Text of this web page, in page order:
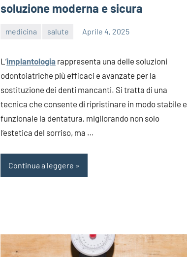
soluzione moderna e sicura
medicina salute Aprile 4, 2025
L’implantologia rappresenta una delle soluzioni
odontoiatriche più efficaci e avanzate per la
sostituzione dei denti mancanti. Si tratta di una
tecnica che consente di ripristinare in modo stabile e
funzionale la dentatura, migliorando non solo
l’estetica del sorriso, ma …
Continua a leggere